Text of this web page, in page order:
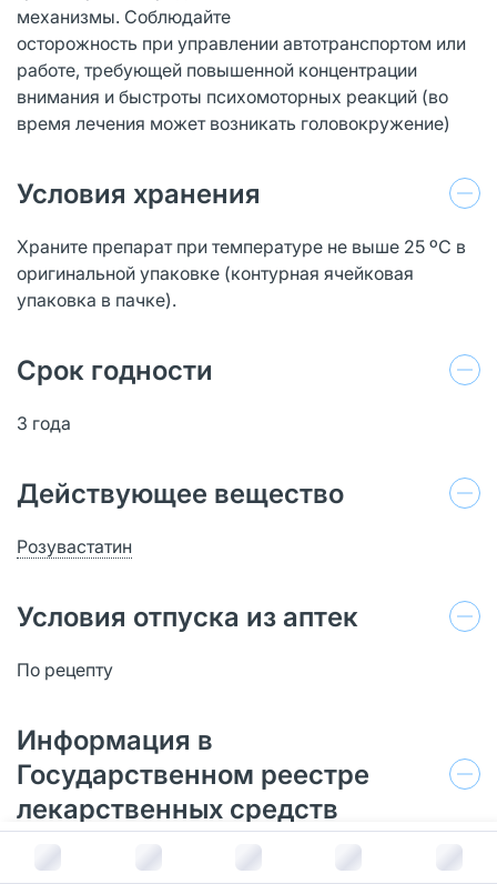
В корзину за
механизмы. Соблюдайте
осторожность при управлении автотранспортом или
работе, требующей повышенной концентрации
внимания и быстроты психомоторных реакций (во
время лечения может возникать головокружение)
Условия хранения
Храните препарат при температуре не выше 25 ºС в
оригинальной упаковке (контурная ячейковая
упаковка в пачке).
Срок годности
3 года
Действующее вещество
Розувастатин
Условия отпуска из аптек
По рецепту
Информация в
Государственном реестре
лекарственных средств
Перейти